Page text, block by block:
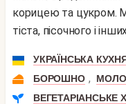
корицею та цукром.
тіста, пісочного і
УКРАЇНСЬКА
БОРОШНО ,
ВЕГЕТАРІАНСЬКЕ